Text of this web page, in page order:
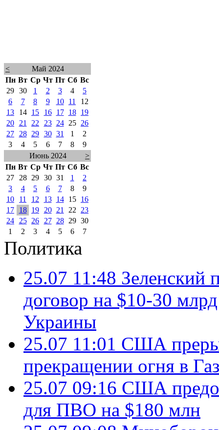
<
Май 2024
Пн Вт Ср Чт Пт Сб Вс
29 30 1 2 3 4
5
6
7 8 9 10 11
12
13
14 15 16 17 18
19
20
21 22 23 24 25
26
27
28 29 30 31 1
2
3
4 5 6 7 8
9
Июнь 2024
>
Пн Вт Ср Чт Пт Сб Вс
27
28 29 30 31 1
2
3
4 5 6 7 8
9
10
11 12 13 14 15
16
17
18 19 20 21 22
23
24
25 26 27 28 29 30
1
2 3 4 5 6 7
Политика
25.07 11:48 Зеленский
договор на $10-30
Украины
25.07 11:01 США
прекращении огня в
25.07 09:16 США
для ПВО на $180 млн